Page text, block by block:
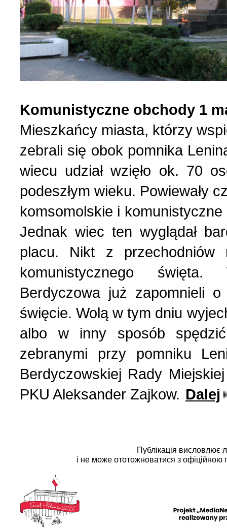
Komunistyczne obchody 1
Mieszkańcy miasta, którzy
zebrali się obok pomnika
wiecu udział wzięło ok. 70
podeszłym wieku. Powiewały
komsomolskie i
Jednak wiec ten wyglądał
placu. Nikt z przechodniów
komunistycznego
Berdyczowa już zapomnieli
święcie. Wolą w tym dniu
albo w inny sposób
zebranymi przy pomniku
Berdyczowskiej Rady
PKU Aleksander Zajkow. Dalej
Публікація висловлює
і не може ототожноватися з офіційною